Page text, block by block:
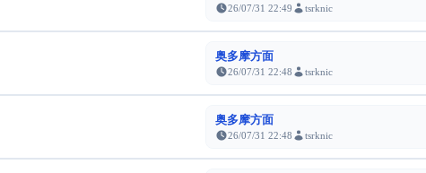
26/07/31 22:49 tsrknic
奥多摩方面
26/07/31 22:48 tsrknic
奥多摩方面
26/07/31 22:48 tsrknic